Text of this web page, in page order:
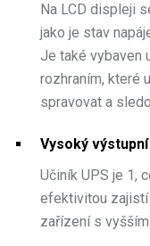
Na LCD displeji
jako je stav
Je také vybaven
rozhraním, které
spravovat a
Vysoký
Učiník UPS je 1,
efektivitou zajistí
zařízení s